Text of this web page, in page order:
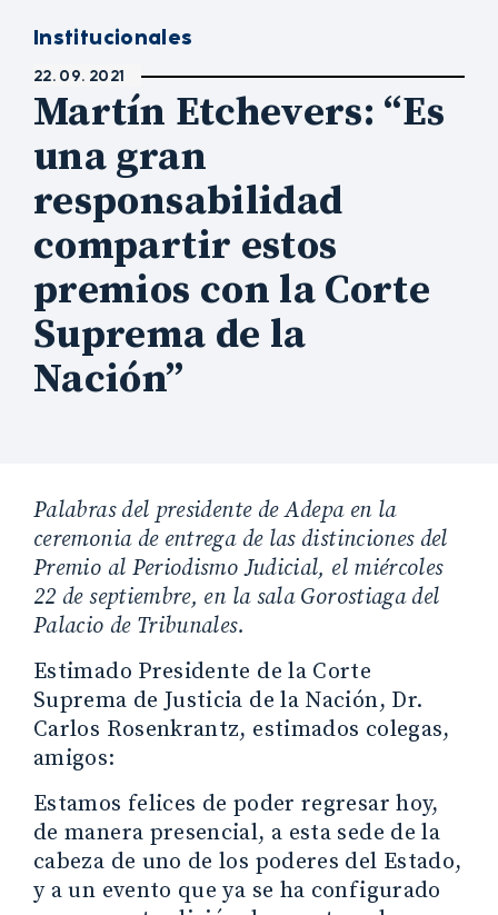
Institucionales
22. 09. 2021
Martín Etchevers: “Es
una gran
responsabilidad
compartir estos
premios con la Corte
Suprema de la
Nación”
Palabras del presidente de Adepa en la
ceremonia de entrega de las distinciones del
Premio al Periodismo Judicial, el miércoles
22 de septiembre, en la sala Gorostiaga del
Palacio de Tribunales.
Estimado Presidente de la Corte
Suprema de Justicia de la Nación, Dr.
Carlos Rosenkrantz, estimados colegas,
amigos:
Estamos felices de poder regresar hoy,
de manera presencial, a esta sede de la
cabeza de uno de los poderes del Estado,
y a un evento que ya se ha configurado